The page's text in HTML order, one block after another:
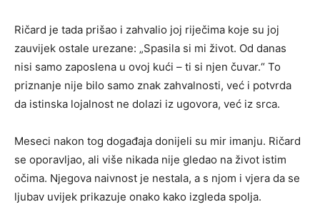
Ričard je tada prišao i zahvalio joj riječima koje su joj
zauvijek ostale urezane: „Spasila si mi život. Od danas
nisi samo zaposlena u ovoj kući – ti si njen čuvar.“ To
priznanje nije bilo samo znak zahvalnosti, već i potvrda
da istinska lojalnost ne dolazi iz ugovora, već iz srca.
Meseci nakon tog događaja donijeli su mir imanju. Ričard
se oporavljao, ali više nikada nije gledao na život istim
očima. Njegova naivnost je nestala, a s njom i vjera da se
ljubav uvijek prikazuje onako kako izgleda spolja.